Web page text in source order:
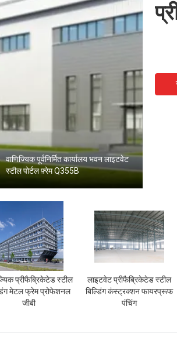
वाणिज्यिक पूर्वनिर्मित कार्यालय भवन लाइटवेट
स्टील पोर्टल फ़्रेम Q355B
प्रीफैब्रिकेटेड स्टील
मेटल फ्रेम प्रोफेशनल
जीबी
लाइटवेट प्रीफैब्रिकेटेड स्टील
बिल्डिंग कंस्ट्रक्शन फायरप्रूफ
पंचिंग